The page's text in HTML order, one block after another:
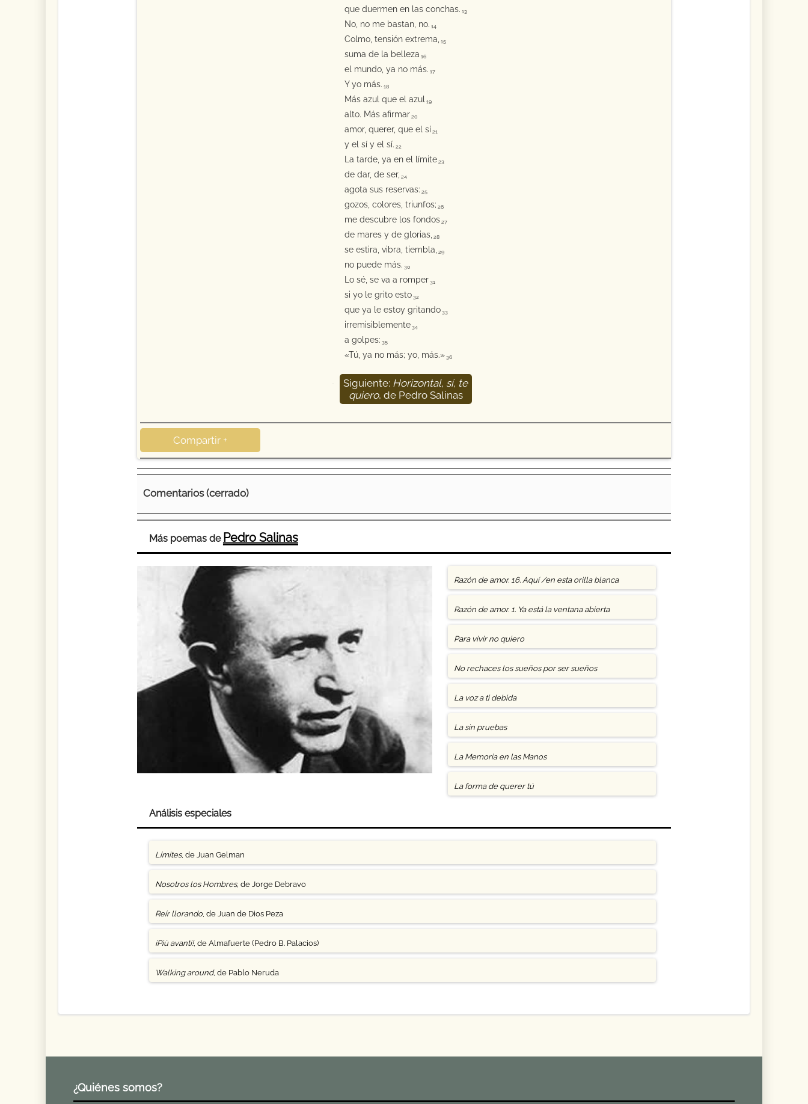
que duermen en las conchas. 13
No, no me bastan, no. 14
Colmo, tensión extrema, 15
suma de la belleza 16
el mundo, ya no más. 17
Y yo más. 18
Más azul que el azul 19
alto. Más afirmar 20
amor, querer, que el sí 21
y el sí y el sí. 22
La tarde, ya en el límite 23
de dar, de ser, 24
agota sus reservas: 25
gozos, colores, triunfos; 26
me descubre los fondos 27
de mares y de glorias, 28
se estira, vibra, tiembla, 29
no puede más. 30
Lo sé, se va a romper 31
si yo le grito esto 32
que ya le estoy gritando 33
irremisiblemente 34
a golpes: 35
«Tú, ya no más; yo, más.» 36
Siguiente: Horizontal, sí, te
quiero, de Pedro Salinas
Compartir +
Comentarios (cerrado)
Más poemas de Pedro Salinas
Razón de amor. 16. Aquí /en esta orilla blanca
Razón de amor. 1. Ya está la ventana abierta
Para vivir no quiero
No rechaces los sueños por ser sueños
La voz a ti debida
La sin pruebas
La Memoria en las Manos
La forma de querer tú
Análisis especiales
Límites, de Juan Gelman
Nosotros los Hombres, de Jorge Debravo
Reír llorando, de Juan de Dios Peza
¡Più avanti!, de Almafuerte (Pedro B. Palacios)
Walking around, de Pablo Neruda
¿Quiénes somos?